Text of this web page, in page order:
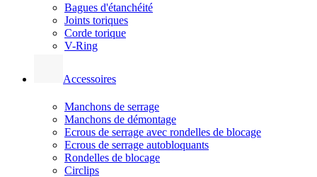
Bagues d'étanchéité
Joints toriques
Corde torique
V-Ring
Accessoires
Manchons de serrage
Manchons de démontage
Ecrous de serrage avec rondelles de blocage
Ecrous de serrage autobloquants
Rondelles de blocage
Circlips